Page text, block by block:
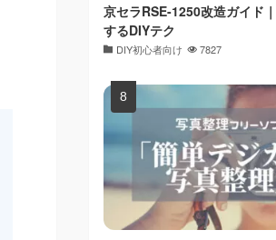
京セラRSE-1250改造ガイド
するDIYテク
DIY初心者向け 7827